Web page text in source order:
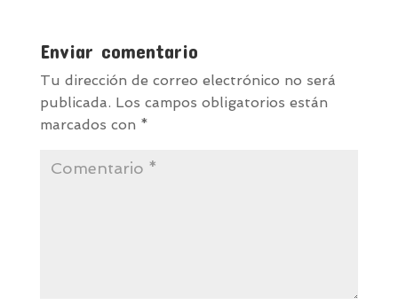
Enviar comentario
Tu dirección de correo electrónico no será
publicada. Los campos obligatorios están
marcados con *